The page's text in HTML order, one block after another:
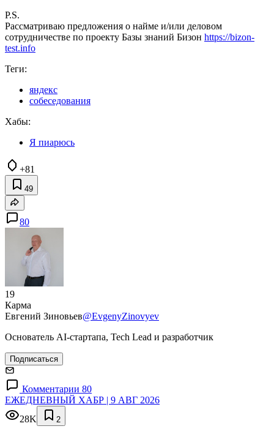
P.S.
Рассматриваю предложения о найме и/или деловом
сотрудничестве по проекту Базы знаний Бизон https://bizon-
test.info
Теги:
яндекс
собеседования
Хабы:
Я пиарюсь
+81
49
80
19
Карма
Евгений Зиновьев@EvgenyZinovyev
Основатель AI-стартапа, Tech Lead и разработчик
Подписаться
Комментарии 80
ЕЖЕДНЕВНЫЙ ХАБР | 9 АВГ 2026
28K
2